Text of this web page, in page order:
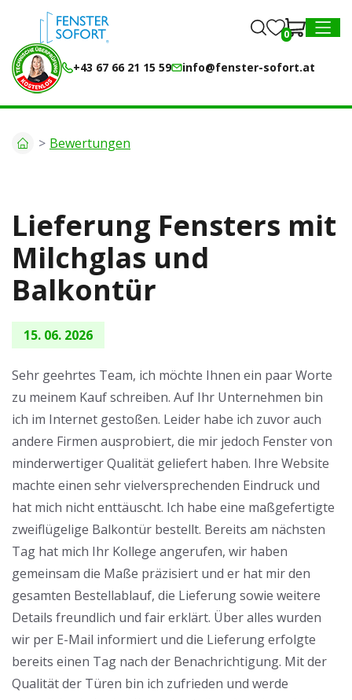
MENU
+43 67 66 21 15 59 info@fenster-sofort.at
0
Bewertungen
Lieferung Fensters mit
Milchglas und
Balkontür
15. 06. 2026
Sehr geehrtes Team, ich möchte Ihnen ein paar Worte
zu meinem Kauf schreiben. Auf Ihr Unternehmen bin
ich im Internet gestoßen. Leider habe ich zuvor auch
andere Firmen ausprobiert, die mir jedoch Fenster von
minderwertiger Qualität geliefert haben. Ihre Website
machte einen sehr vielversprechenden Eindruck und
hat mich nicht enttäuscht. Ich habe eine maßgefertigte
zweiflügelige Balkontür bestellt. Bereits am nächsten
Tag hat mich Ihr Kollege angerufen, wir haben
gemeinsam die Maße präzisiert und er hat mir den
gesamten Bestellablauf, die Lieferung sowie weitere
Details freundlich und fair erklärt. Über alles wurden
wir per E-Mail informiert und die Lieferung erfolgte
bereits einen Tag nach der Benachrichtigung. Mit der
Qualität der Türen bin ich zufrieden und werde